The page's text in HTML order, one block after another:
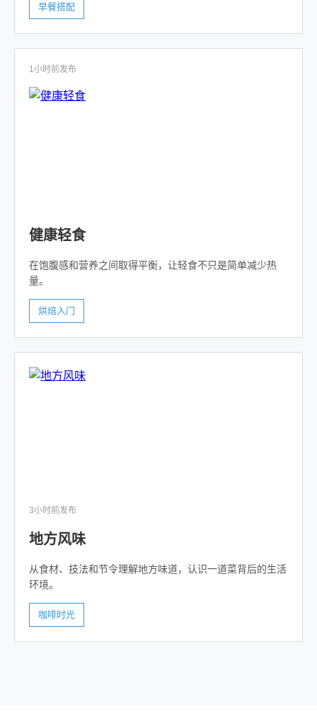
早餐搭配
1小时前发布
健康轻食
在饱腹感和营养之间取得平衡，让轻食不只是简单减少热
量。
烘焙入门
3小时前发布
地方风味
从食材、技法和节令理解地方味道，认识一道菜背后的生活
环境。
咖啡时光